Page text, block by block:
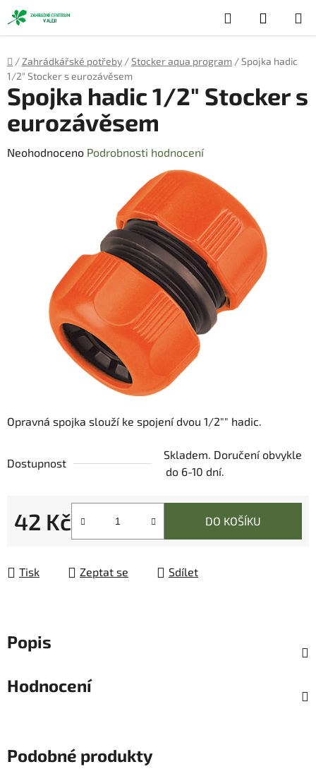
Přejít
na
obsah
Hledat
KOŠÍK
Domů
/ Zahrádkářské potřeby /Stocker aqua program /Spojka hadic
1/2" Stocker s eurozávěsem
Opravná spojka slouží ke spojení dvou 1/2"" hadic.
Dostupnost
Skladem. Doručení obvykle
do 6-10 dní.
42 Kč
Měrná cena:
DO KOŠÍKU
Tisk Zeptat se Sdílet
Spojka hadic 1/2" Stocker s
eurozávěsem
Průměrné
hvězdiček.
Neohodnoceno Podrobnosti hodnocení
Popis
Hodnocení
Podobné produkty